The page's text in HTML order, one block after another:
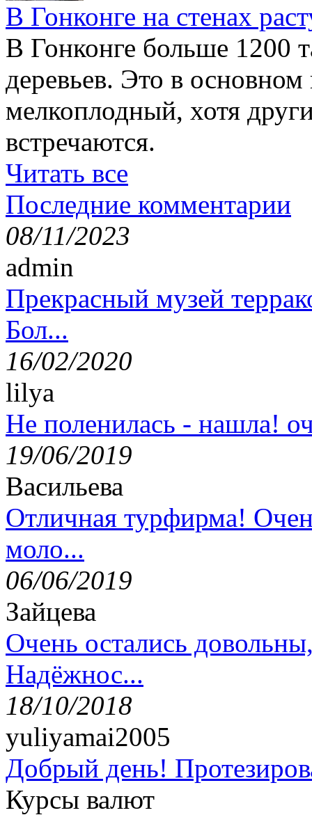
В Гонконге на стенах
В Гонконге больше 1200
деревьев. Это в
мелкоплодный, хотя
встречаются.
Читать все
Последние комментарии
08/11/2023
admin
Прекрасный музей
Бол...
16/02/2020
lilya
Не поленилась - нашла!
19/06/2019
Васильева
Отличная турфирма!
моло...
06/06/2019
Зайцева
Очень остались
Надёжнос...
18/10/2018
yuliyamai2005
Добрый день!
Курсы валют